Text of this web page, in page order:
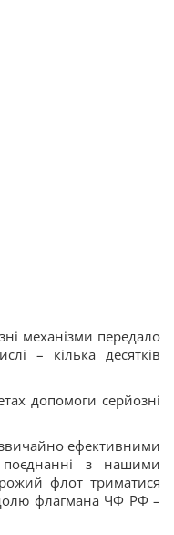
механізми передало
– кілька десятків
допомоги серйозні
ефективними
з нашими
флот триматися
флагмана ЧФ РФ –